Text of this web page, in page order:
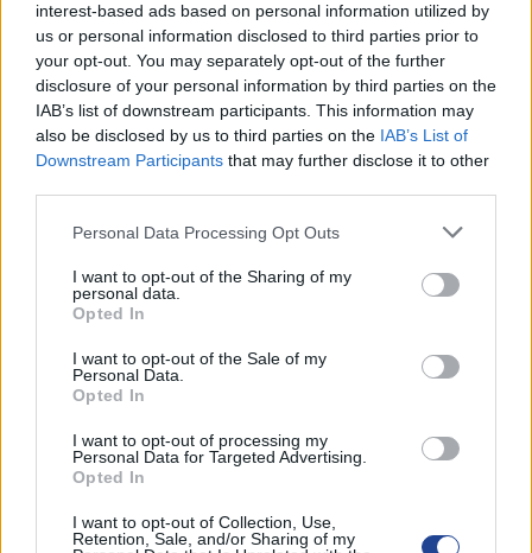
interest-based ads based on personal information utilized by
us or personal information disclosed to third parties prior to
your opt-out. You may separately opt-out of the further
disclosure of your personal information by third parties on the
IAB’s list of downstream participants. This information may
also be disclosed by us to third parties on the IAB’s List of
Downstream Participants that may further disclose it to other
Personal Data Processing Opt Outs
I want to opt-out of the Sharing of my
personal data.
Opted In
I want to opt-out of the Sale of my
Personal Data.
Opted In
I want to opt-out of processing my
Personal Data for Targeted Advertising.
Opted In
I want to opt-out of Collection, Use,
Retention, Sale, and/or Sharing of my
ΕΚΠΤΩΣΗ ΑΠΟ ΔΗΜΟ ΔΡΟΜΟΛΑΞΙΑΣ – ΜΕΝΕΟΥ
5 Μαΐου 2026
ΟΙ ΕΚΔΗΛΩΣΕΙΣ ΜΑΣ